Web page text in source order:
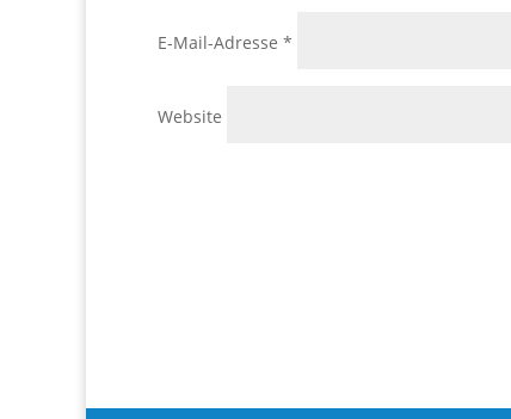
E-Mail-Adresse *
Website